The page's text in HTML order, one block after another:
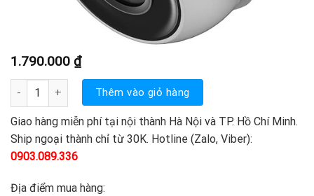
1.790.000 ₫
DS-2CD1321-I - IP CAMERA 2.0MP số lượng
Thêm vào giỏ hàng
Giao hàng miễn phí tại nội thành Hà Nội và TP. Hồ Chí Minh.
Ship ngoại thành chỉ từ 30K. Hotline (Zalo, Viber):
0903.089.336
Địa điểm mua hàng: